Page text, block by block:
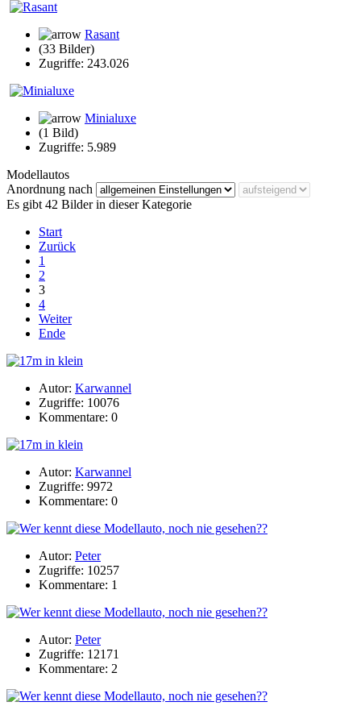
Rasant
(33 Bilder)
Zugriffe: 243.026
Minialuxe
(1 Bild)
Zugriffe: 5.989
Modellautos
Anordnung nach
Es gibt 42 Bilder in dieser Kategorie
Start
Zurück
1
2
3
4
Weiter
Ende
Autor: Karwannel
Zugriffe: 10076
Kommentare: 0
Autor: Karwannel
Zugriffe: 9972
Kommentare: 0
Autor: Peter
Zugriffe: 10257
Kommentare: 1
Autor: Peter
Zugriffe: 12171
Kommentare: 2